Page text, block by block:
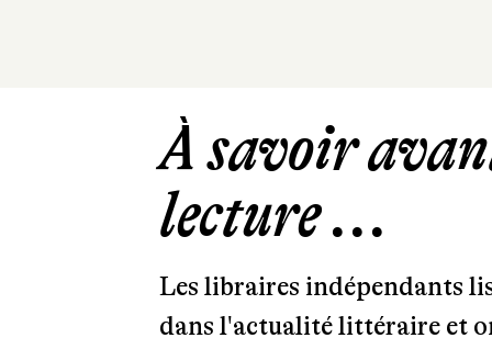
À savoir
lecture ...
Les libraires indépendants
dans l'actualité littéraire et